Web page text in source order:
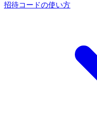
招待コードの使い方